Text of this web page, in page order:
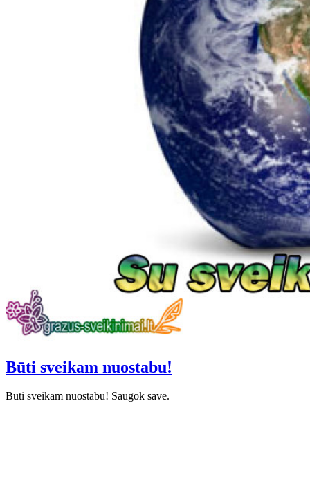
Būti sveikam nuostabu!
Būti sveikam nuostabu! Saugok save.